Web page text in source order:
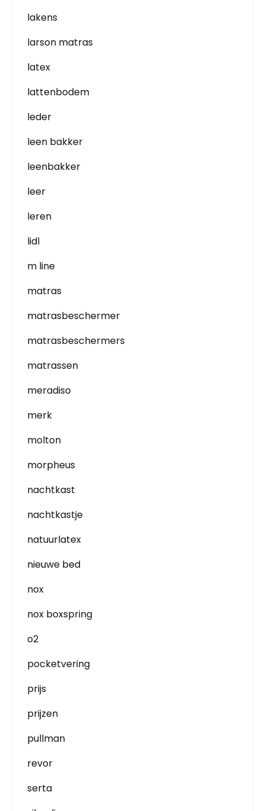
lakens
larson matras
latex
lattenbodem
leder
leen bakker
leenbakker
leer
leren
lidl
m line
matras
matrasbeschermer
matrasbeschermers
matrassen
meradiso
merk
molton
morpheus
nachtkast
nachtkastje
natuurlatex
nieuwe bed
nox
nox boxspring
o2
pocketvering
prijs
prijzen
pullman
revor
serta